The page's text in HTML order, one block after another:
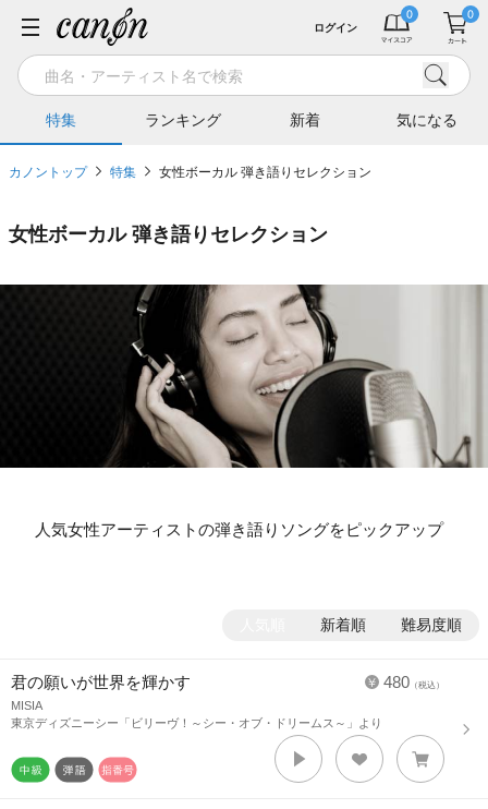
特集 ランキング 新着 気になる
ログイン
カノントップ 特集 女性ボーカル 弾き語りセレクション
女性ボーカル 弾き語りセレクション
人気女性アーティストの弾き語りソングをピックアップ
新着順 難易度順
480 （税込）
君の願いが世界を輝かす
MISIA
東京ディズニーシー「ビリーヴ！～シー・オブ・ドリームス～」より